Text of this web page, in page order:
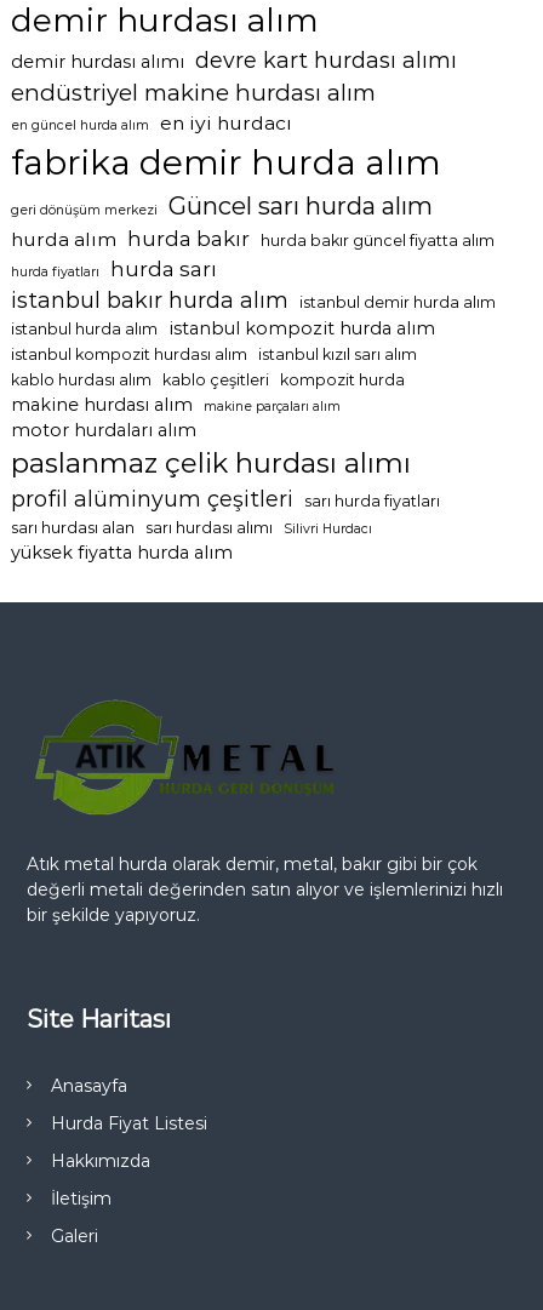
demir hurdası alım
demir hurdası alımı devre kart hurdası alımı
endüstriyel makine hurdası alım
en güncel hurda alım en iyi hurdacı
fabrika demir hurda alım
geri dönüşüm merkezi Güncel sarı hurda alım
hurda alım hurda bakır hurda bakır güncel fiyatta alım
hurda fiyatları hurda sarı
istanbul bakır hurda alım
istanbul demir hurda alım
istanbul hurda alım
istanbul kompozit hurda alım
istanbul kompozit hurdası alım
istanbul kızıl sarı alım
kablo hurdası alım
kablo çeşitleri kompozit hurda
makine hurdası alım makine parçaları alım
motor hurdaları alım
paslanmaz çelik hurdası alımı
profil alüminyum çeşitleri
sarı hurda fiyatları
sarı hurdası alan
sarı hurdası alımı Silivri Hurdacı
yüksek fiyatta hurda alım
Atık metal hurda olarak demir, metal, bakır gibi bir çok
değerli metali değerinden satın alıyor ve işlemlerinizi hızlı
bir şekilde yapıyoruz.
Site Haritası
Anasayfa
Hurda Fiyat Listesi
Hakkımızda
İletişim
Galeri